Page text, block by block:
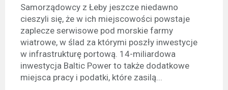
Samorządowcy z Łeby jeszcze niedawno
cieszyli się, że w ich miejscowości powstaje
zaplecze serwisowe pod morskie farmy
wiatrowe, w ślad za którymi poszły inwestycje
w infrastrukturę portową. 14-miliardowa
inwestycja Baltic Power to także dodatkowe
miejsca pracy i podatki, które zasilą...